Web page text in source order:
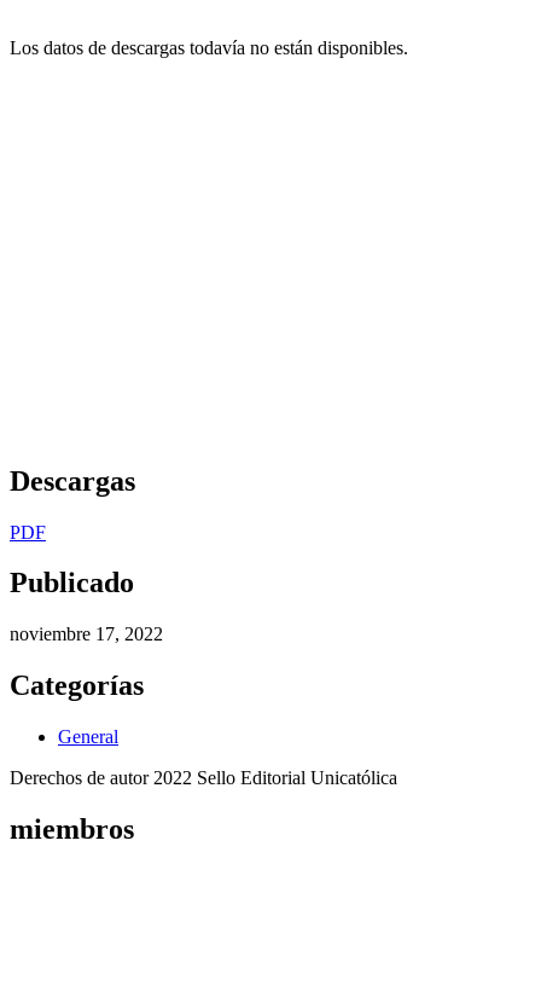
Los datos de descargas todavía no están disponibles.
Descargas
PDF
Publicado
noviembre 17, 2022
Categorías
General
Derechos de autor 2022 Sello Editorial Unicatólica
miembros